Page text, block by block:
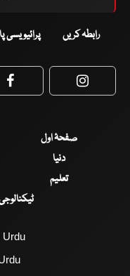
رابطہ کریں پرائیویسی
Facebook
صفحۂ اول
دنیا
تعلیم
Urdu